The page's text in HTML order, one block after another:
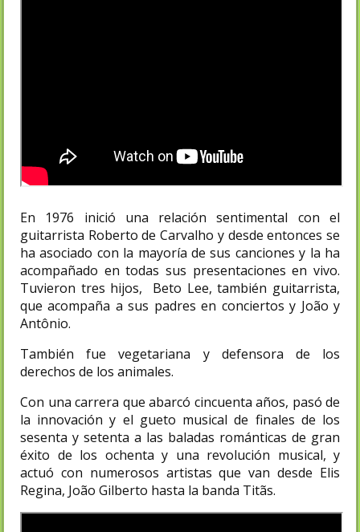
En 1976 inició una relación sentimental con el
guitarrista Roberto de Carvalho y desde entonces se
ha asociado con la mayoría de sus canciones y la ha
acompañado en todas sus presentaciones en vivo.
Tuvieron tres hijos, Beto Lee, también guitarrista,
que acompaña a sus padres en conciertos y João y
Antônio.
También fue vegetariana y defensora de los
derechos de los animales.
Con una carrera que abarcó cincuenta años, pasó de
la innovación y el gueto musical de finales de los
sesenta y setenta a las baladas románticas de gran
éxito de los ochenta y una revolución musical, y
actuó con numerosos artistas que van desde Elis
Regina, João Gilberto hasta la banda Titãs.